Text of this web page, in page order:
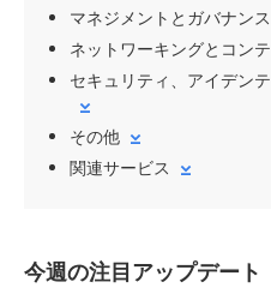
マネジメントとガバナンス
ネットワーキングとコン
セキュリティ、アイデン
その他
関連サービス
今週の注目アップデート